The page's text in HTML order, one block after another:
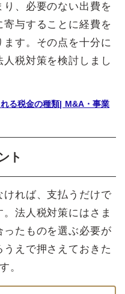
、必要のない出費を
与することに経費を
す。その点を十分に
税対策を検討しまし
る税金の種類| M&A・事業
ト
れば、支払うだけで
法人税対策にはさま
ったものを選ぶ必要が
えで押さえておきた
。